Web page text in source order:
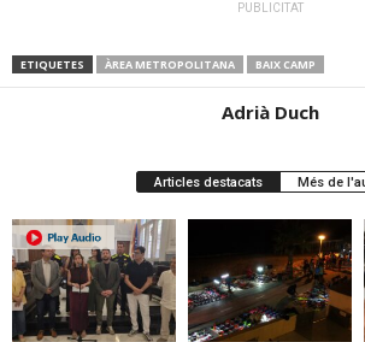
PUBLICITAT
ETIQUETES ÀREA METROPOLITANA BAIX CAMP
Adrià Duch
Articles destacats Més de